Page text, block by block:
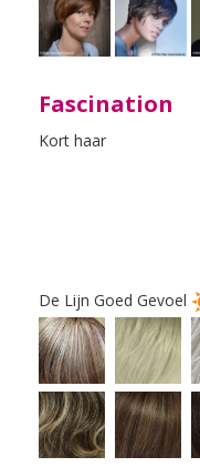
Fascination
Kort haar
De Lijn Goed Gevoel